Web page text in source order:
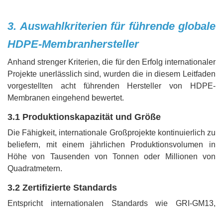
3. Auswahlkriterien für führende globale
HDPE-Membranhersteller
Anhand strenger Kriterien, die für den Erfolg internationaler
Projekte unerlässlich sind, wurden die in diesem Leitfaden
vorgestellten acht führenden Hersteller von HDPE-
Membranen eingehend bewertet.
3.1 Produktionskapazität und Größe
Die Fähigkeit, internationale Großprojekte kontinuierlich zu
beliefern, mit einem jährlichen Produktionsvolumen in
Höhe von Tausenden von Tonnen oder Millionen von
Quadratmetern.
3.2 Zertifizierte Standards
Entspricht internationalen Standards wie GRI-GM13,